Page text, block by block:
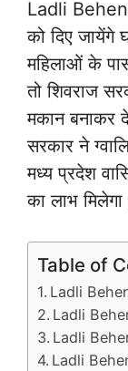
Ladli
को दिए जायेंगे
महिलाओं के
तो शिवराज
मकान बनाकर
सरकार ने
मध्य प्रदेश
का लाभ
Table of
Ladli
Ladli
Ladli
Ladli